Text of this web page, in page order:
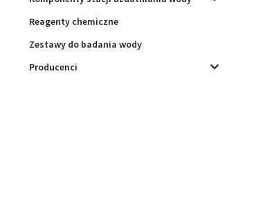
Reagenty chemiczne
Zestawy do badania wody
Producenci